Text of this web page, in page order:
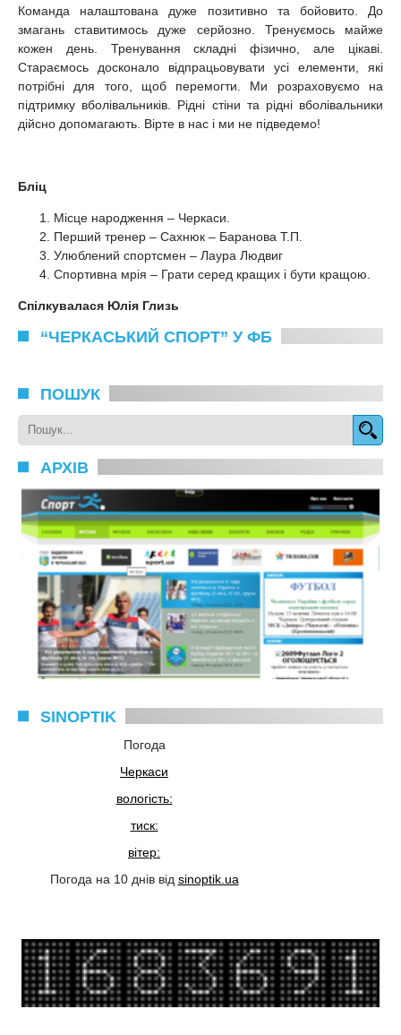
Команда налаштована дуже позитивно та бойовито. До
змагань ставитимось дуже серйозно. Тренуємось майже
кожен день. Тренування складні фізично, але цікаві.
Стараємось досконало відпрацьовувати усі елементи, які
потрібні для того, щоб перемогти. Ми розраховуємо на
підтримку вболівальників. Рідні стіни та рідні вболівальники
дійсно допомагають. Вірте в нас і ми не підведемо!
Блiц
Мiсце народження – Черкаси.
Перший тренер – Сахнюк – Баранова Т.П.
Улюблений спортсмен – Лаура Людвиг
Спортивна мрiя – Грати серед кращих i бути кращою.
Спілкувалася Юлія Глизь
“ЧЕРКАСЬКИЙ СПОРТ” У ФБ
ПОШУК
АРХІВ
SINOPTIK
Погода
Черкаси
вологість:
тиск:
вітер:
Погода на 10 днів від sinoptik.ua